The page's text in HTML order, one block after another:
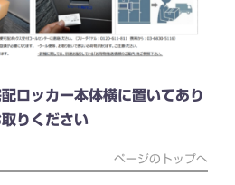
ロッカー本体横に置いてあり
りください
ページのトップへ